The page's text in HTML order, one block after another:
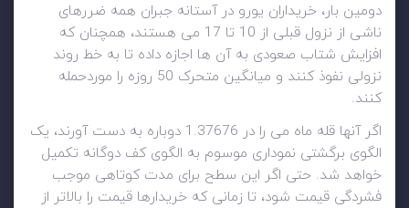
دومین بار، خریداران یورو در آستانه جبران همه ضررهای
ناشی از نزول قبلی از 10 تا 17 می هستند، همچنان که
افزایش شتاب صعودی به آن ها اجازه داده تا به خط روند
نزولی نفوذ کنند و میانگین متحرک 50 روزه را موردحمله
کنند.
اگر آنها قله ماه می را در 1.37676 دوباره به دست آورند، یک
الگوی برگشتی نموداری موسوم به الگوی کف دوگانه تکمیل
خواهد شد. حتی اگر این سطح برای مدت کوتاهی موجب
فشردگی قیمت شود، تا زمانی که خریدارها قیمت را بالاتر از